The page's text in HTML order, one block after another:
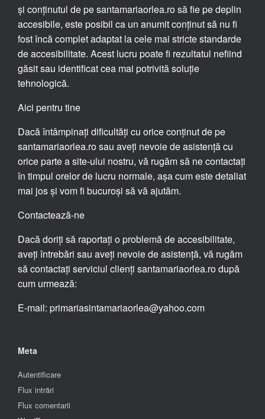
și conținutul de pe santamariaorlea.ro să fie pe deplin
accesibile, este posibil ca un anumit conținut să nu fi
fost încă complet adaptat la cele mai stricte standarde
de accesibilitate. Acest lucru poate fi rezultatul nefiind
găsit sau identificat cea mai potrivită soluție
tehnologică.
Aici pentru tine
Dacă întâmpinați dificultăți cu orice conținut de pe
santamariaorlea.ro sau aveți nevoie de asistență cu
orice parte a site-ului nostru, vă rugăm să ne contactați
în timpul orelor de lucru normale, așa cum este detaliat
mai jos și vom fi bucuroși să vă ajutăm.
Contactează-ne
Dacă doriți să raportați o problemă de accesibilitate,
aveți întrebări sau aveți nevoie de asistență, vă rugăm
să contactați serviciul clienți santamariaorlea.ro după
cum urmează:
E-mail: primariasintamariaorlea@yahoo.com
Meta
Autentificare
Flux intrări
Flux comentarii